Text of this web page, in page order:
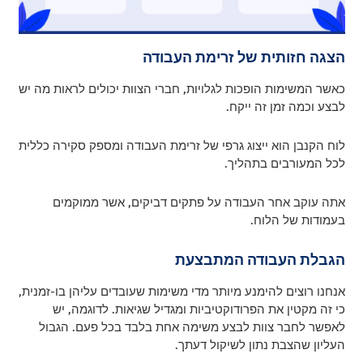
הצגה חזותית של זרימת העבודה
כאשר המשימות הופכות לגלויות, חברי הצוות יכולים לראות מה יש
לבצע וכמה זמן זה ייקח.
לוח הקנבן הוא ייצוג גרפי של זרימת העבודה ומספק סקירה כללית
לכל המעורבים בתהליך.
אתה עוקב אחר העבודה על פתקים דביקים, אשר ממוקמים
בעמודות של הלוח.
הגבלת העבודה המתבצעת
אנחנו רוצים להימנע מיותר מדי משימות שעובדים עליהן בו-זמנית,
כי זה מקטין את הפרודוקטיביות ומגדיל שגיאות. לדוגמה, יש
לאפשר לחבר צוות לבצע משימה אחת בלבד בכל פעם. הגבול
העליון שהצבת נתון לשיקול דעתך.